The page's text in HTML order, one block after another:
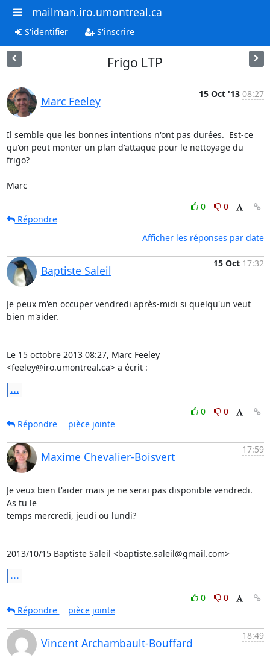
mailman.iro.umontreal.ca
S'identifier S'inscrire
Frigo LTP
Marc Feeley
15 Oct '13 08:27
Il semble que les bonnes intentions n'ont pas durées.  Est-ce
qu'on peut monter un plan d'attaque pour le nettoyage du
frigo?
Marc
0
0
Répondre
Afficher les réponses par date
Baptiste Saleil
15 Oct 17:32
Je peux m'en occuper vendredi après-midi si quelqu'un veut
bien m'aider.
Le 15 octobre 2013 08:27, Marc Feeley
<feeley@iro.umontreal.ca> a écrit :
...
0
0
Répondre
pièce jointe
Maxime Chevalier-Boisvert
17:59
Je veux bien t'aider mais je ne serai pas disponible vendredi.
As tu le
temps mercredi, jeudi ou lundi?
2013/10/15 Baptiste Saleil <baptiste.saleil@gmail.com>
...
0
0
Répondre
pièce jointe
Vincent Archambault-Bouffard
18:49